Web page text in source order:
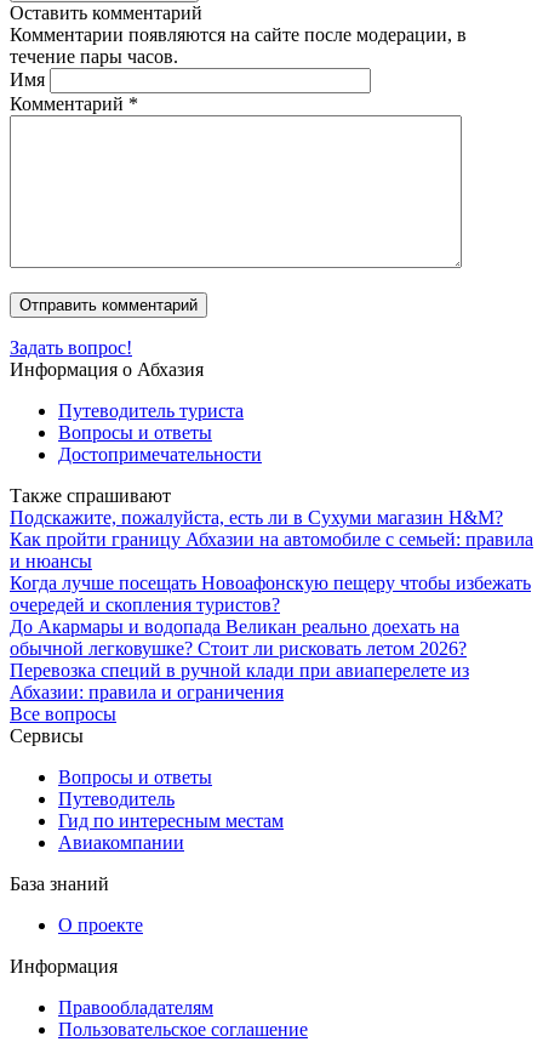
Оставить комментарий
Комментарии появляются на сайте после модерации, в
течение пары часов.
Имя
Комментарий *
Задать вопрос!
Информация о Абхазия
Путеводитель туриста
Вопросы и ответы
Достопримечательности
Также спрашивают
Подскажите, пожалуйста, есть ли в Сухуми магазин H&M?
Как пройти границу Абхазии на автомобиле с семьей: правила
и нюансы
Когда лучше посещать Новоафонскую пещеру чтобы избежать
очередей и скопления туристов?
До Акармары и водопада Великан реально доехать на
обычной легковушке? Стоит ли рисковать летом 2026?
Перевозка специй в ручной клади при авиаперелете из
Абхазии: правила и ограничения
Все вопросы
Сервисы
Вопросы и ответы
Путеводитель
Гид по интересным местам
Авиакомпании
База знаний
О проекте
Информация
Правообладателям
Пользовательское соглашение